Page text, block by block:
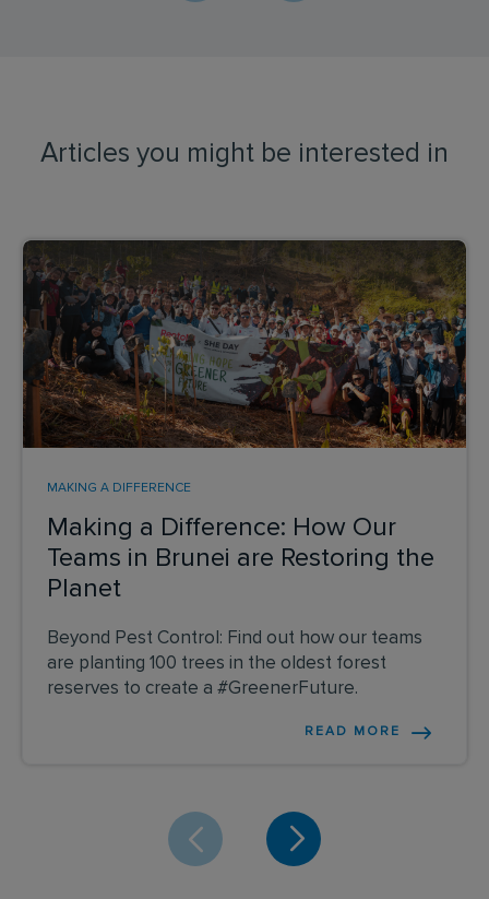
Articles you might be interested in
Making a Difference: How Our
Teams in Brunei are Restoring the
Planet
MAKING A DIFFERENCE
Beyond Pest Control: Find out how our teams
are planting 100 trees in the oldest forest
reserves to create a #GreenerFuture.
READ MORE